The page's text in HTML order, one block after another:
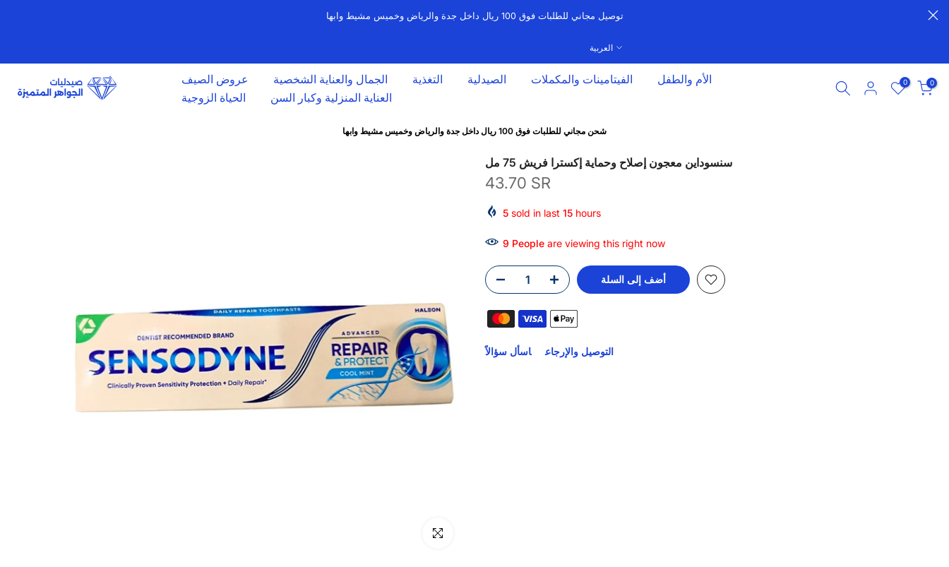
توصيل مجاني للطلبات فوق 100 ريال داخل جدة والرياض وخميس مشيط وابها
العربية
عروض الصيف الجمال والعناية الشخصية التغذية الصيدلية الفيتامينات والمكملات
الأم والطفل
الحياة الزوجية
العناية المنزلية وكبار السن
0 0
شحن مجاني للطلبات فوق 100 ريال داخل جدة والرياض وخميس مشيط وابها
انقر للتكبير
سنسوداين معجون إصلاح وحماية إكسترا فريش 75 مل
43.70 SR
5 sold in last 15 hours
19 Peopleare viewing this right now
أضف إلى السلة
التوصيل والإرجاع اسأل سؤالاً